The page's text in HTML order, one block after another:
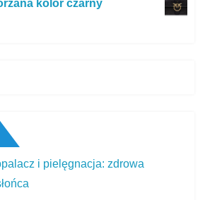
kolor czarny
i pielęgnacja: zdrowa